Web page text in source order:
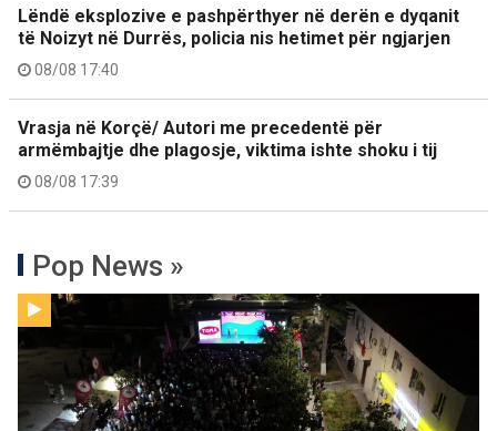
Lëndë eksplozive e pashpërthyer në derën e dyqanit
të Noizyt në Durrës, policia nis hetimet për ngjarjen
08/08 17:40
Vrasja në Korçë/ Autori me precedentë për
armëmbajtje dhe plagosje, viktima ishte shoku i tij
08/08 17:39
Pop News »